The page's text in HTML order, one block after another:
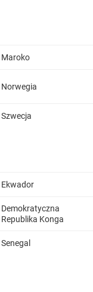
Maroko
Norwegia
Szwecja
Ekwador
Demokratyczna
Republika Konga
Senegal